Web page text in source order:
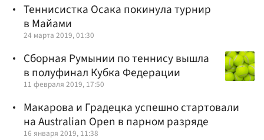
Теннисистка Осака покинула турнир
в Майами
24 марта 2019, 01:30
Сборная Румынии по теннису вышла
в полуфинал Кубка Федерации
11 февраля 2019, 17:50
Макарова и Градецка успешно стартовали
на Australian Open в парном разряде
16 января 2019, 11:38